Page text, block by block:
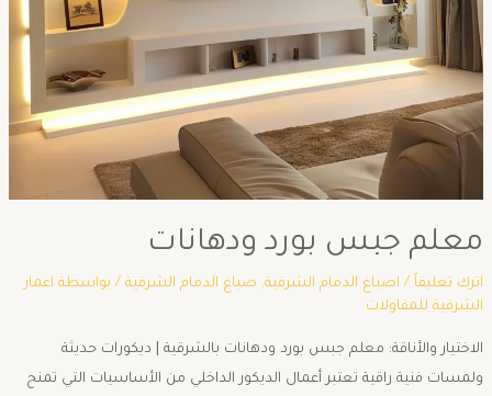
معلم جبس بورد ودهانات
اترك تعليقاً / اصباغ الدمام الشرقية, صباغ الدمام الشرقية/ بواسطة اعمار
الشرقية للمقاولات
الاختيار والأناقة: معلم جبس بورد ودهانات بالشرقية | ديكورات حديثة
ولمسات فنية راقية ​تعتبر أعمال الديكور الداخلي من الأساسيات التي تمنح